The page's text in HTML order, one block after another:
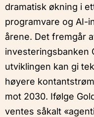
dramatisk økning i
programvare og AI-
årene. Det fremgår
investeringsbanken
utviklingen kan gi
høyere
mot 2030. Ifølge
ventes såkalt